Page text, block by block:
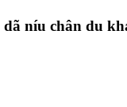
níu chân du